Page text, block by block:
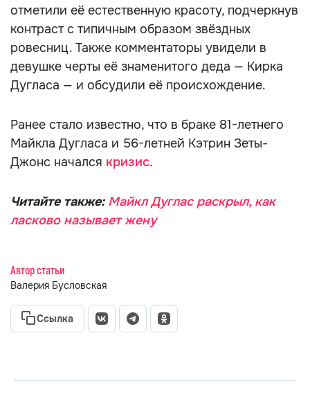
отметили её естественную красоту, подчеркнув
контраст с типичным образом звёздных
ровесниц. Также комментаторы увидели в
девушке черты её знаменитого деда — Кирка
Дугласа — и обсудили её происхождение.
Ранее стало известно, что в браке 81-летнего
Майкла Дугласа и 56-летней Кэтрин Зеты-
Джонс начался кризис.
Читайте также: Майкл Дуглас раскрыл, как
ласково называет жену
Автор статьи
Валерия Бусловская
Ссылка